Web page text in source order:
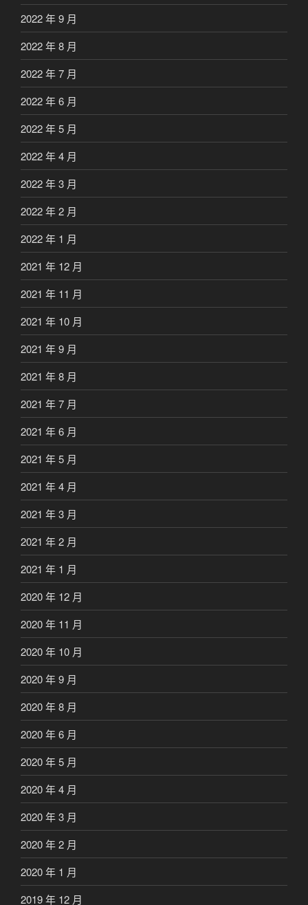
2022 年 9 月
2022 年 8 月
2022 年 7 月
2022 年 6 月
2022 年 5 月
2022 年 4 月
2022 年 3 月
2022 年 2 月
2022 年 1 月
2021 年 12 月
2021 年 11 月
2021 年 10 月
2021 年 9 月
2021 年 8 月
2021 年 7 月
2021 年 6 月
2021 年 5 月
2021 年 4 月
2021 年 3 月
2021 年 2 月
2021 年 1 月
2020 年 12 月
2020 年 11 月
2020 年 10 月
2020 年 9 月
2020 年 8 月
2020 年 6 月
2020 年 5 月
2020 年 4 月
2020 年 3 月
2020 年 2 月
2020 年 1 月
2019 年 12 月